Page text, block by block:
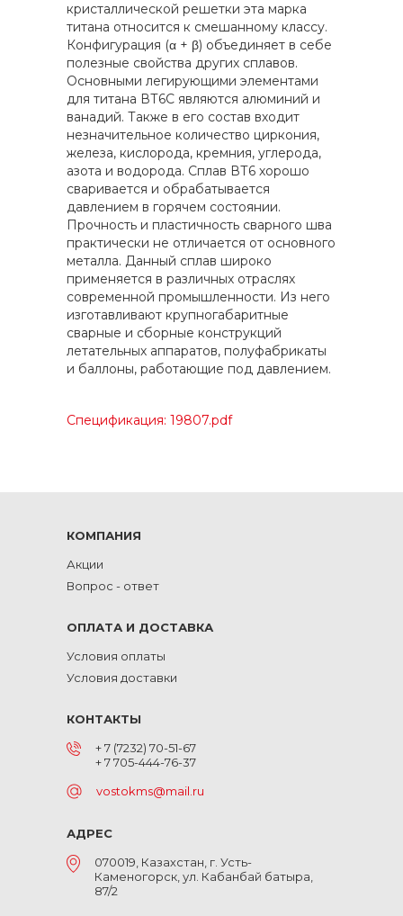
кристаллической решетки эта марка
титана относится к смешанному классу.
Конфигурация (α + β) объединяет в себе
полезные свойства других сплавов.
Основными легирующими элементами
для титана ВТ6С являются алюминий и
ванадий. Также в его состав входит
незначительное количество циркония,
железа, кислорода, кремния, углерода,
азота и водорода. Сплав ВТ6 хорошо
сваривается и обрабатывается
давлением в горячем состоянии.
Прочность и пластичность сварного шва
практически не отличается от основного
металла. Данный сплав широко
применяется в различных отраслях
современной промышленности. Из него
изготавливают крупногабаритные
сварные и сборные конструкций
летательных аппаратов, полуфабрикаты
и баллоны, работающие под давлением.
Спецификация: 19807.pdf
КОМПАНИЯ
Акции
Вопрос - ответ
ОПЛАТА И ДОСТАВКА
Условия оплаты
Условия доставки
КОНТАКТЫ
+ 7 (7232) 70-51-67
+ 7 705-444-76-37
vostokms@mail.ru
АДРЕС
070019, Казахстан, г. Усть-
Каменогорск, ул. Кабанбай батыра,
87/2